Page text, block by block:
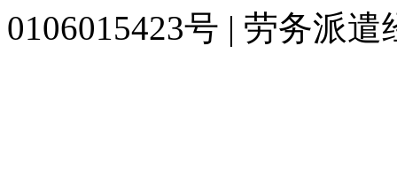
0106015423号 | 劳务派